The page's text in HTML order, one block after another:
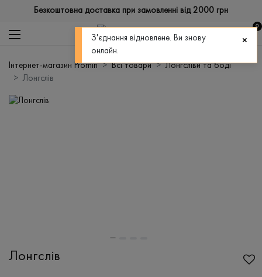
Безкоштовна доставка при замовленні від 2000 грн
0
Інтернет-магазин Promin Всі товари
Лонгсліви та боді
Лонгслів
Лонгслів
З'єднання відновлене. Ви знову
онлайн.